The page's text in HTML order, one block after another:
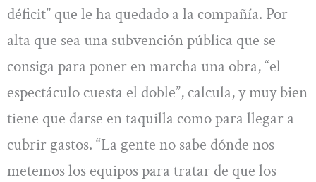
déficit” que le ha quedado a la compañía. Por
alta que sea una subvención pública que se
consiga para poner en marcha una obra, “el
espectáculo cuesta el doble”, calcula, y muy bien
tiene que darse en taquilla como para llegar a
cubrir gastos. “La gente no sabe dónde nos
metemos los equipos para tratar de que los